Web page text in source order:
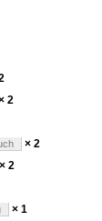
2
× 2
× 2
× 1